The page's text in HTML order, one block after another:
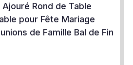
Rond de Table
pour Fête Mariage
de Famille Bal de Fin